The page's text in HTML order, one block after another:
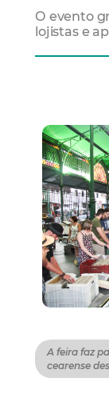
O evento
lojistas e
A feira faz
cearense